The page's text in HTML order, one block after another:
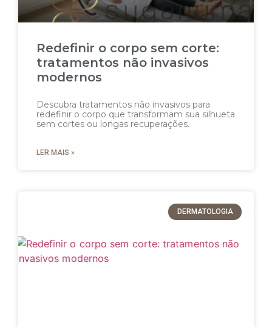
Redefinir o corpo sem corte:
tratamentos não invasivos
modernos
Descubra tratamentos não invasivos para
redefinir o corpo que transformam sua silhueta
sem cortes ou longas recuperações.
LER MAIS »
DERMATOLOGIA